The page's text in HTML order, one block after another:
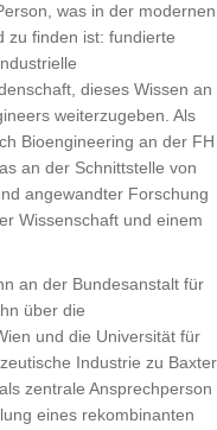
was in der modernen
zu finden ist: fundierte
dieses Wissen an
weiterzugeben. Als
Bioengineering an der FH
an der Schnittstelle von
angewandter Forschung
Wissenschaft und einem
an der Bundesanstalt für
über die
und die Universität für
Industrie zu Baxter
zentrale Ansprechperson
eines rekombinanten